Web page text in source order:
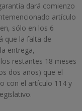
dará comienzo
artículo
sólo en los 6
que la falta de
entrega,
restantes 18 meses
dos años) que el
con el artículo 114 y